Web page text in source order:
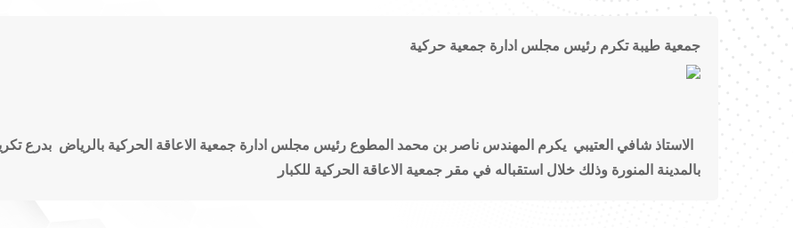
جمعية طيبة تكرم رئيس مجلس ادارة جمعية حركية
الاستاذ شافي العتيبي يكرم المهندس ناصر بن محمد المطوع رئيس مجلس ادارة جمعية الاعاقة الحركية بالرياض بدرع
بالمدينة المنورة وذلك خلال استقباله في مقر جمعية الاعاقة الحركية للكبار